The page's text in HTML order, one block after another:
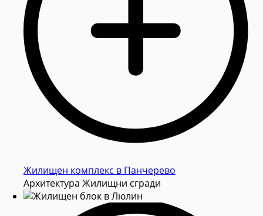
Жилищен комплекс в Панчерево
Архитектура Жилищни сгради